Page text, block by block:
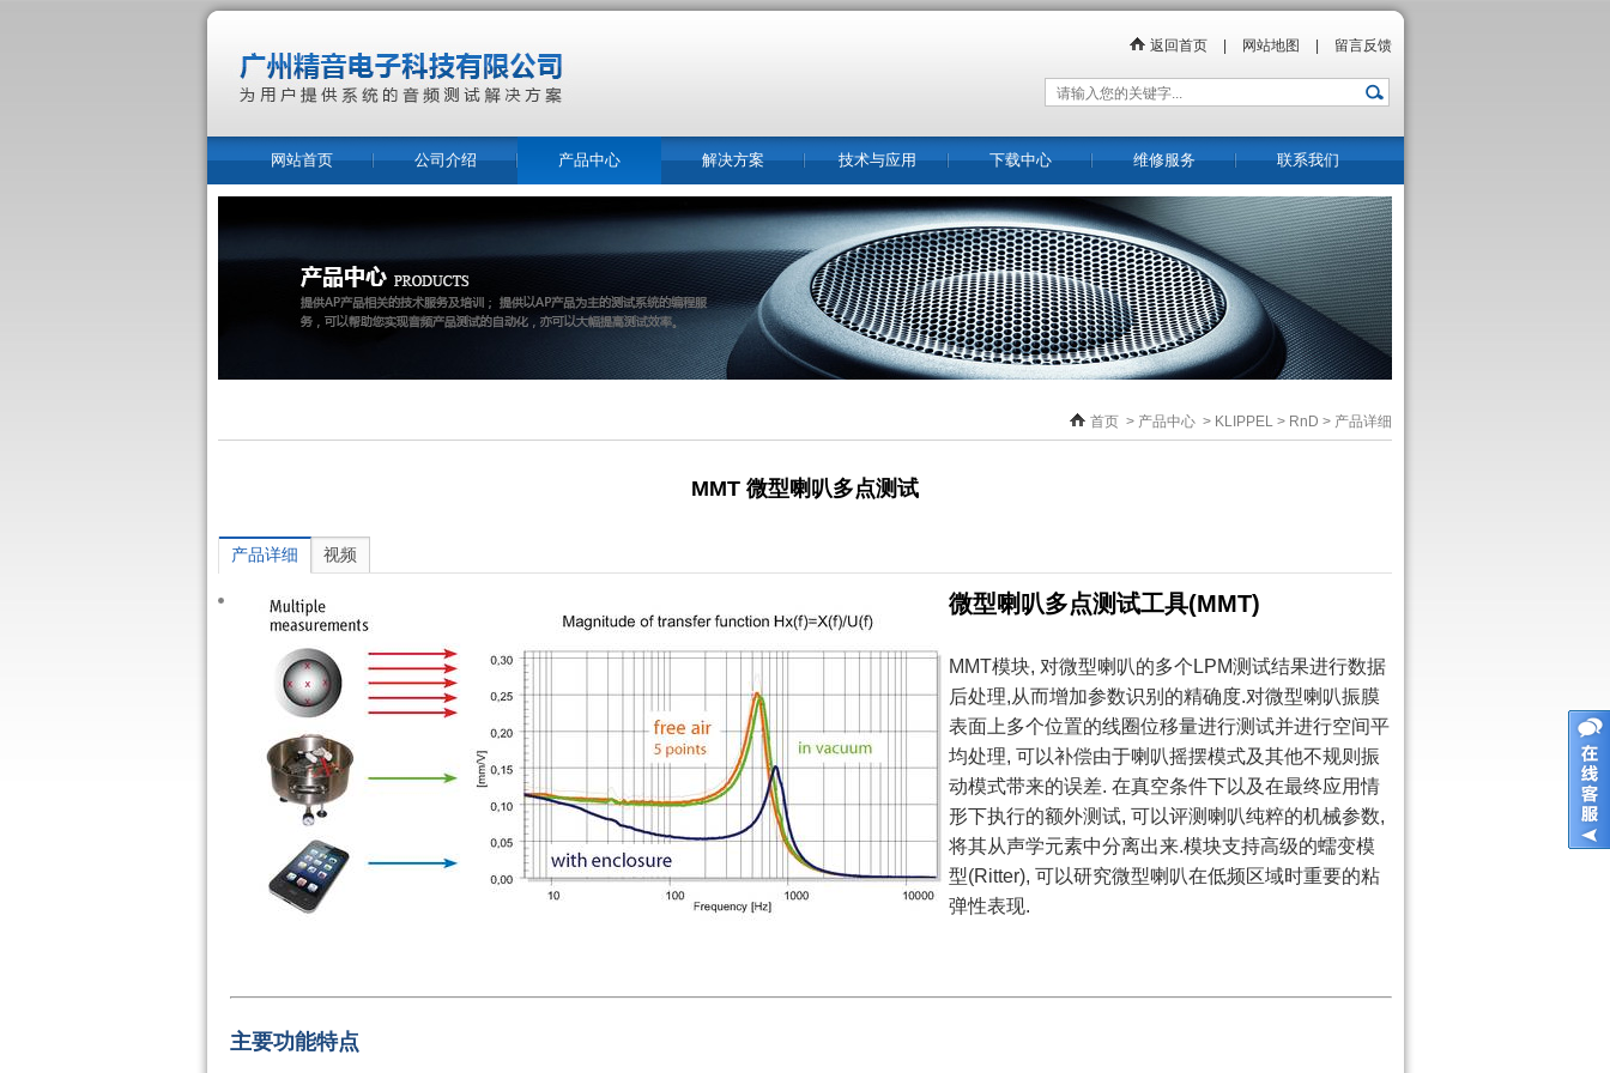
返回首页 网站地图 留言反馈
网站首页 公司介绍 产品中心 解决方案 技术与应用 下载中心 维修服务 联系我们
首页 > 产品中心 > KLIPPEL > RnD > 产品详细
MMT 微型喇叭多点测试
产品详细 视频
微型喇叭多点测试工具(MMT)
MMT模块, 对微型喇叭的多个LPM测试结果进行数据
后处理,从而增加参数识别的精确度.对微型喇叭振膜
表面上多个位置的线圈位移量进行测试并进行空间平
均处理, 可以补偿由于喇叭摇摆模式及其他不规则振
动模式带来的误差. 在真空条件下以及在最终应用情
形下执行的额外测试, 可以评测喇叭纯粹的机械参数,
将其从声学元素中分离出来.模块支持高级的蠕变模
型(Ritter), 可以研究微型喇叭在低频区域时重要的粘
弹性表现.
主要功能特点